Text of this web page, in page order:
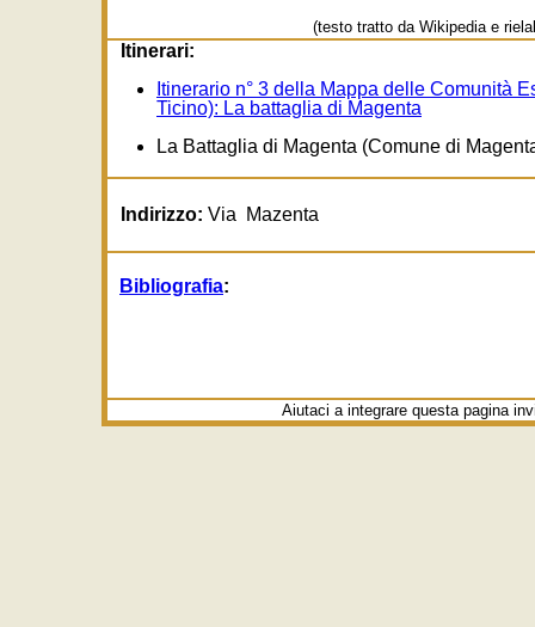
(testo tratto da Wikipedia e
Itinerari:
Itinerario n° 3 della Mappa delle Comunità
Ticino): La battaglia di Magenta
La Battaglia di Magenta (Comune di
Indirizzo: Via Mazenta
Bibliografia:
Aiutaci a integrare questa pagina